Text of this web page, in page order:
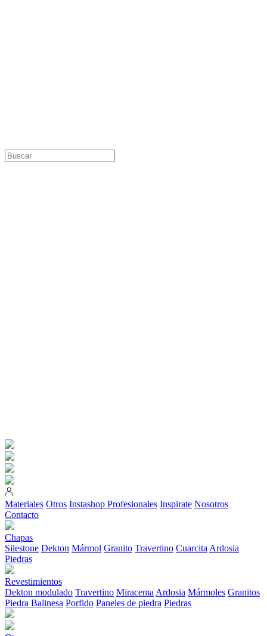
Materiales Otros Instashop Profesionales Inspirate Nosotros
Contacto
Chapas
Silestone Dekton Mármol Granito Travertino Cuarcita Ardosia
Piedras
Revestimientos
Dekton modulado Travertino Miracema Ardosia Mármoles Granitos
Piedra Balinesa Porfido Paneles de piedra Piedras